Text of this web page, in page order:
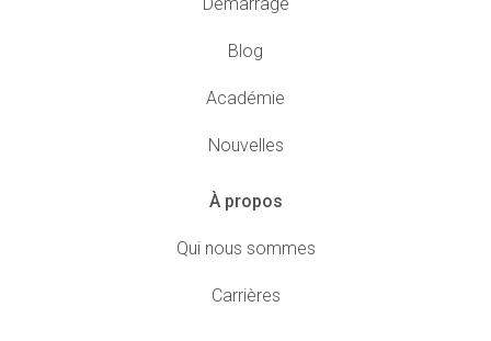
Blog
Académie
Nouvelles
À propos
Qui nous sommes
Carrières